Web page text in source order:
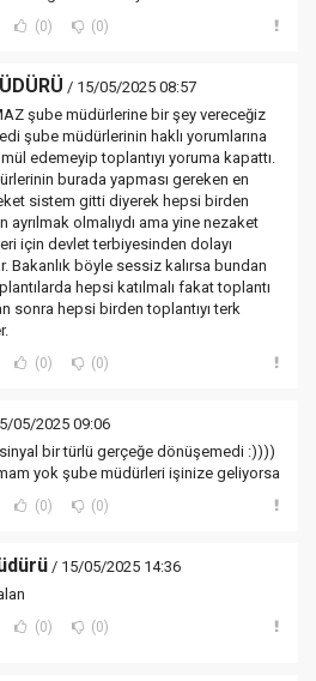
(0) (0)
/ 15/05/2025 08:57
şube müdürlerine bir şey vereceğiz
şube müdürlerinin haklı yorumlarına
edemeyip toplantıyı yoruma kapattı.
burada yapması gereken en
sistem gitti diyerek hepsi birden
ayrılmak olmalıydı ama yine nezaket
için devlet terbiyesinden dolayı
Bakanlık böyle sessiz kalırsa bundan
hepsi katılmalı fakat toplantı
sonra hepsi birden toplantıyı terk
(0) (0)
05/2025 09:06
sinyal bir türlü gerçeğe dönüşemedi :))))
yok şube müdürleri işinize geliyorsa
(0) (0)
/ 15/05/2025 14:36
(0) (0)